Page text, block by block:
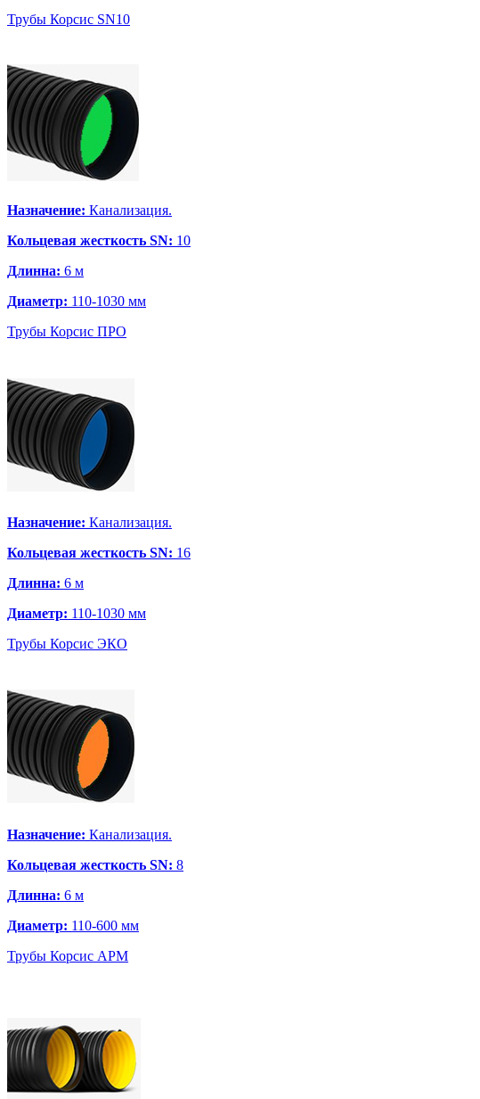
Трубы Корсис SN10
Назначение: Канализация.
Кольцевая жесткость SN: 10
Длинна: 6 м
Диаметр: 110-1030 мм
Трубы Корсис ПРО
Назначение: Канализация.
Кольцевая жесткость SN: 16
Длинна: 6 м
Диаметр: 110-1030 мм
Трубы Корсис ЭКО
Назначение: Канализация.
Кольцевая жесткость SN: 8
Длинна: 6 м
Диаметр: 110-600 мм
Трубы Корсис АРМ